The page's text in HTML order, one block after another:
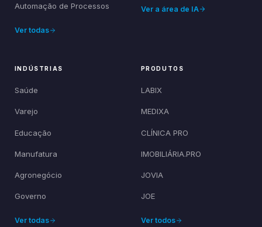
Automação de Processos
Ver todas
Ver a área de IA
INDÚSTRIAS
Saúde
Varejo
Educação
Manufatura
Agronegócio
Governo
Ver todas
PRODUTOS
LABIX
MEDIXA
CLÍNICA PRO
IMOBILIÁRIA.PRO
JOVIA
JOE
Ver todos